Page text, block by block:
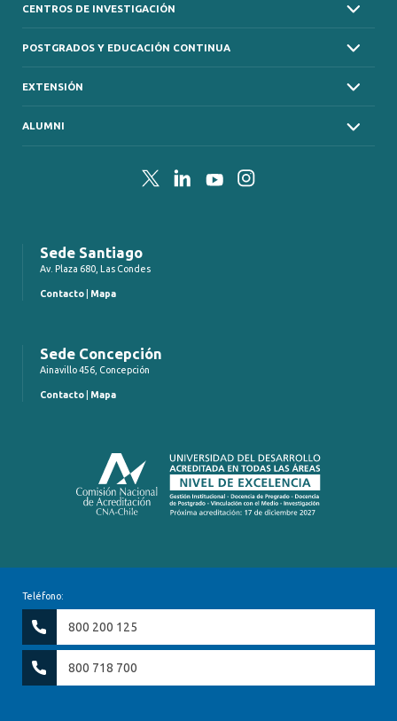
CENTROS DE INVESTIGACIÓN
POSTGRADOS Y EDUCACIÓN CONTINUA
EXTENSIÓN
ALUMNI
TwitterLinkedInYouTubeInstagram
Sede Santiago
Av. Plaza 680, Las Condes
Contacto Mapa
Sede Concepción
Ainavillo 456, Concepción
Contacto Mapa
Teléfono:
800 200 125
800 718 700